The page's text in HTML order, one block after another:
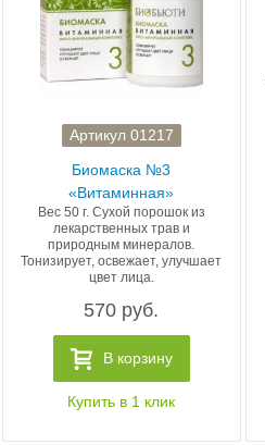
Артикул 01217
Биомаска №3
«Витаминная»
Вес 50 г. Сухой порошок из
лекарственных трав и
природным минералов.
Тонизирует, освежает, улучшает
цвет лица.
570 руб.
В корзину
Купить в 1 клик